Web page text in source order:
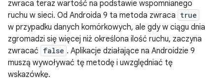
zwraca teraz wartość na podstawie wspomnianego
ruchu w sieci. Od Androida 9 ta metoda zwraca true
w przypadku danych komórkowych, ale gdy w ciągu dnia
zgromadzi się więcej niż określona ilość ruchu, zaczyna
zwracać false . Aplikacje działające na Androidzie 9
muszą wywoływać tę metodę i uwzględniać tę
wskazówkę.